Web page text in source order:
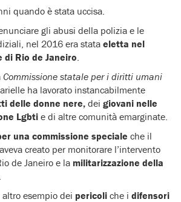
quando è stata uccisa.
gli abusi della polizia e le
nel 2016 era stata eletta nel
di Rio de Janeiro.
Commissione statale per i diritti umani
ha lavorato instancabilmente
delle donne nere,dei giovani nelle
Lgbti e di altre comunità emarginate.
una commissione speciale che il
creato per monitorare l’intervento
de Janeiro e la militarizzazione della
.
esempio dei pericoli che i difensori